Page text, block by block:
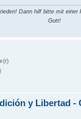
Dann hilf bitte mit einer
Gott!
y Libertad -